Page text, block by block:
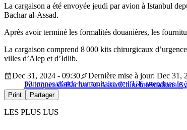
La cargaison a été envoyée jeudi par avion à Istanbul
Bachar al-Assad.
Après avoir terminé les formalités douanières, les
La cargaison comprend 8 000 kits chirurgicaux
villes d’Alep et d’Idlib.
50 tonnes d’aide humanitaire de l’UE attendues le
Dec 31, 2024 - 09:30
Dernière mise à jour: Dec 31,
PolitiqueaideBachar Al-AssadChineInternational
Print Partager
LES PLUS LUS